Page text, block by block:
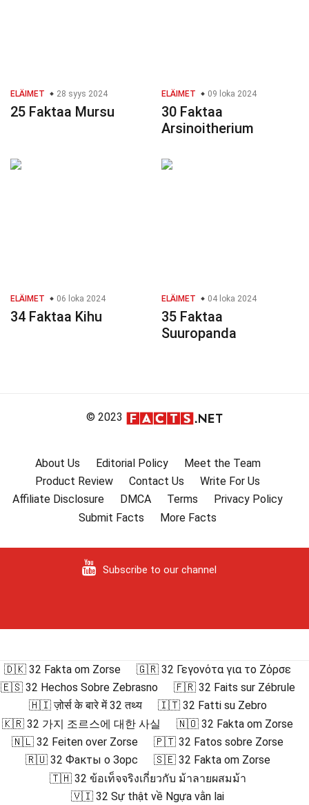
ELÄIMET 28 syys 2024
25 Faktaa Mursu
ELÄIMET 09 loka 2024
30 Faktaa
Arsinoitherium
ELÄIMET 06 loka 2024
34 Faktaa Kihu
ELÄIMET 04 loka 2024
35 Faktaa
Suuropanda
© 2023
About Us Editorial Policy
Meet the Team
Product Review
Contact Us
Write For Us
Affiliate Disclosure
DMCA Terms
Privacy Policy
Submit Facts
More Facts
Subscribe to our channel
🇩🇰 32 Fakta om Zorse
🇬🇷 32 Γεγονότα για το Ζόρσε
🇪🇸 32 Hechos Sobre Zebrasno
🇫🇷 32 Faits sur Zébrule
🇭🇮 ज़ोर्स के बारे में 32 तथ्य
🇮🇹 32 Fatti su Zebro
🇰🇷 32 가지 조르스에 대한 사실
🇳🇴 32 Fakta om Zorse
🇳🇱 32 Feiten over Zorse
🇵🇹 32 Fatos sobre Zorse
🇷🇺 32 Факты о Зорс
🇸🇪 32 Fakta om Zorse
🇹🇭 32 ข้อเท็จจริงเกี่ยวกับ ม้าลายผสมม้า
🇻🇮 32 Sự thật về Ngựa vằn lai